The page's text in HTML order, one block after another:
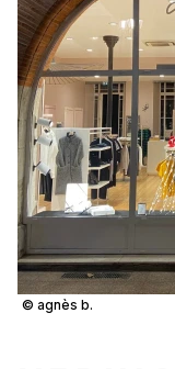
© agnès b.